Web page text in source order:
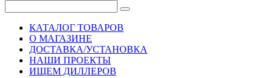
КАТАЛОГ ТОВАРОВ
О МАГАЗИНЕ
ДОСТАВКА/УСТАНОВКА
НАШИ ПРОЕКТЫ
ИЩЕМ ДИЛЛЕРОВ